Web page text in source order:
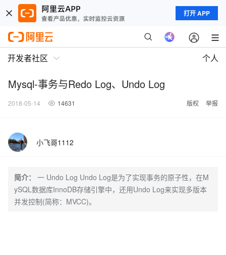
打开 APP
开发者社区 个人
Mysql-事务与Redo Log、Undo Log
2018-05-14 14631 版权 举报
小飞哥1112
简介：
一 Undo Log Undo Log是为了实现事务的原子性，在M
ySQL数据库InnoDB存储引擎中，还用Undo Log来实现多版本
并发控制(简称：MVCC)。